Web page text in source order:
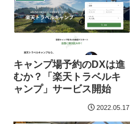
キャンプ場予約のDXは進
むか？「楽天トラベルキ
ャンプ」サービス開始
2022.05.17